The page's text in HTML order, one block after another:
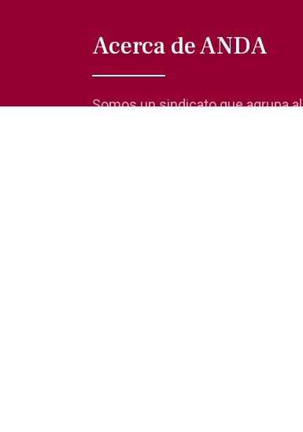
Acerca de ANDA
Somos un sindicato que agrupa al